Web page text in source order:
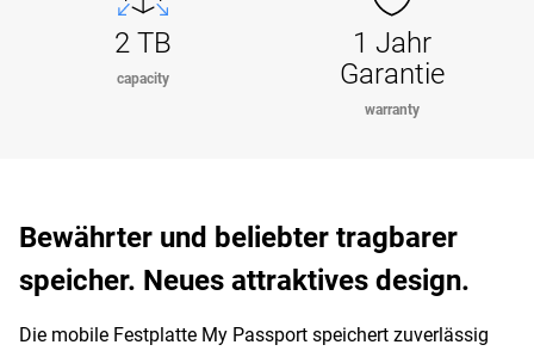
2 TB
capacity
1 Jahr
Garantie
warranty
Bewährter und beliebter tragbarer
speicher. Neues attraktives design.
Die mobile Festplatte My Passport speichert zuverlässig